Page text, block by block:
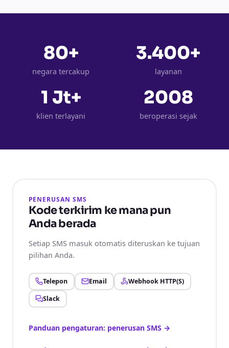
80+
negara tercakup
3.400+
layanan
1 Jt+
klien terlayani
2008
beroperasi sejak
PENERUSAN SMS
Kode terkirim ke mana pun
Anda berada
Setiap SMS masuk otomatis diteruskan ke tujuan
pilihan Anda.
Telepon Email
Webhook HTTP(S)
Slack
Panduan pengaturan: penerusan SMS →